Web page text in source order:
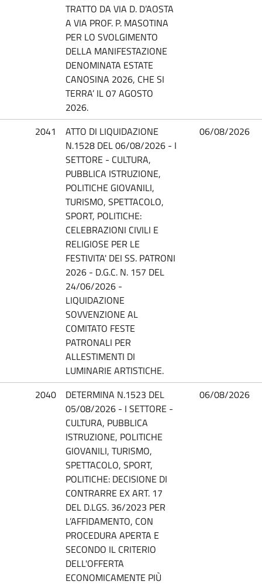
TRATTO DA VIA D. D’AOSTA
A VIA PROF. P. MASOTINA
PER LO SVOLGIMENTO
DELLA MANIFESTAZIONE
DENOMINATA ESTATE
CANOSINA 2026, CHE SI
TERRA’ IL 07 AGOSTO
2026.
2041
ATTO DI LIQUIDAZIONE
N.1528 DEL 06/08/2026 - I
SETTORE - CULTURA,
PUBBLICA ISTRUZIONE,
POLITICHE GIOVANILI,
TURISMO, SPETTACOLO,
SPORT, POLITICHE:
CELEBRAZIONI CIVILI E
RELIGIOSE PER LE
FESTIVITA' DEI SS. PATRONI
2026 - D.G.C. N. 157 DEL
24/06/2026 -
LIQUIDAZIONE
SOVVENZIONE AL
COMITATO FESTE
PATRONALI PER
ALLESTIMENTI DI
LUMINARIE ARTISTICHE.
06/08/2026
2040
DETERMINA N.1523 DEL
05/08/2026 - I SETTORE -
CULTURA, PUBBLICA
ISTRUZIONE, POLITICHE
GIOVANILI, TURISMO,
SPETTACOLO, SPORT,
POLITICHE: DECISIONE DI
CONTRARRE EX ART. 17
DEL D.LGS. 36/2023 PER
L’AFFIDAMENTO, CON
PROCEDURA APERTA E
SECONDO IL CRITERIO
DELL'OFFERTA
ECONOMICAMENTE PIÙ
06/08/2026